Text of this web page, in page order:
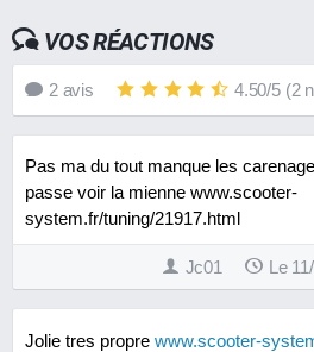
En 2009
Pneus Michelin Pilot
Potence Conti réglable
En 2009
En 2010 9.0
VOS RÉACTIONS
2avis 4.50/5 (2
Pas ma du tout manque les
passe voir la mienne www.scooter-
system.fr/tuning/21917.html
Jc01 Le
Jolie tres propre www.scooter-